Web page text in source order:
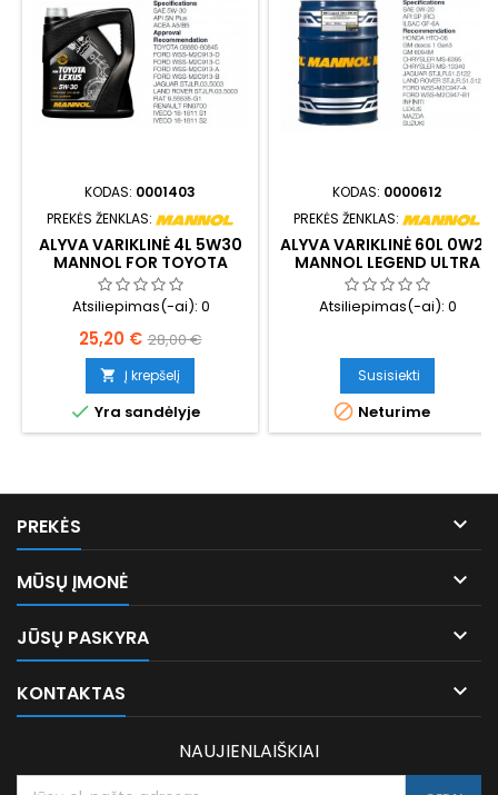
KODAS: 0001403
PREKĖS ŽENKLAS:
ALYVA VARIKLINĖ 4L 5W30
MANNOL FOR TOYOTA
LEXUS 7709
Atsiliepimas(-ai): 0
Kaina
25,20 € Bazinė
kaina
28,00 €
 Į krepšelį
 Yra sandėlyje
KODAS: 0000612
PREKĖS ŽENKLAS:
ALYVA VARIKLINĖ 60L 0W20
MANNOL LEGEND ULTRA
7918
Atsiliepimas(-ai): 0
Susisiekti
 Neturime
PREKĖS 
MŪSŲ ĮMONĖ 
JŪSŲ PASKYRA 
KONTAKTAS 
NAUJIENLAIŠKIAI